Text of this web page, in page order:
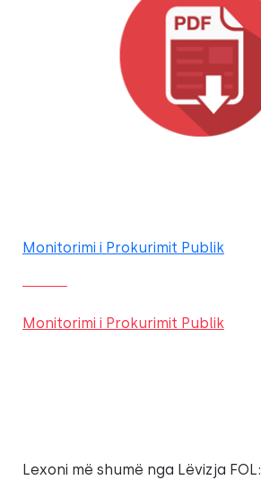
Monitorimi i Prokurimit Publik
Monitorimi i Prokurimit Publik
Lexoni më shumë nga Lëvizja FOL: